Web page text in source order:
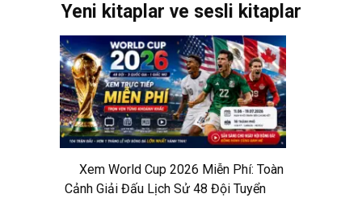
Yeni kitaplar ve sesli kitaplar
Xem World Cup 2026 Miễn Phí: Toàn
Cảnh Giải Đấu Lịch Sử 48 Đội Tuyển